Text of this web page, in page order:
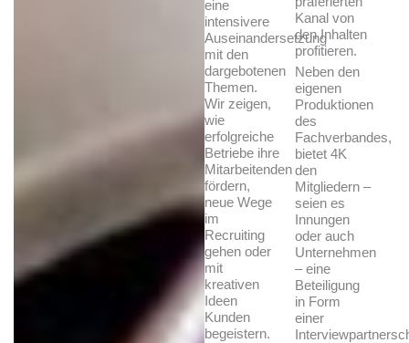
eine
intensivere
Auseinandersetzung
mit den
dargebotenen
Themen.
Wir zeigen,
wie
erfolgreiche
Betriebe ihre
Mitarbeitenden
fördern,
neue Wege
im
Recruiting
gehen oder
mit
kreativen
Ideen
Kunden
begeistern.
Kanal von
den Inhalten
profitieren.
Neben den
eigenen
Produktionen
des
Fachverbandes,
bietet 4K
den
Mitgliedern –
seien es
Innungen
oder auch
Unternehmen
– eine
Beteiligung
in Form
einer